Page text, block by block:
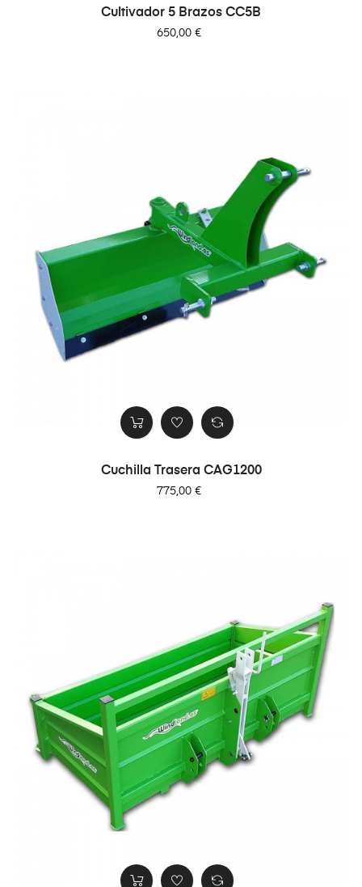
Cultivador 5 Brazos CC5B
Precio
650,00 €
Cuchilla Trasera CAG1200
Precio
775,00 €